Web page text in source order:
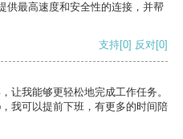
供最高速度和安全性的连接，并帮
支持[0] 反对[0]
让我能够更轻松地完成工作任务。
我可以提前下班，有更多的时间陪